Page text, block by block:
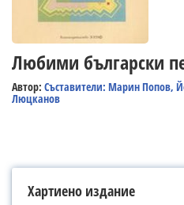
Любими български
Автор: Съставители: Марин Попов,
Люцканов
Хартиено издание